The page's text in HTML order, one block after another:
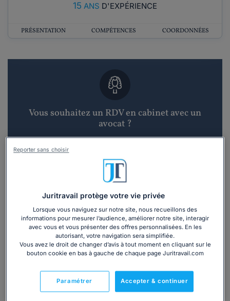
15 ANS D'EXPÉRIENCE
PRÉSENTATION COMPÉTENCES COORDONNÉES
Vous souhaitez un RDV en cabinet avec un
avocat ?
Recevoir des devis d'avocats
Vous souhaitez une consultation par
téléphone ?
Consulter immédiatement
Juritravail protège votre vie privée
Lorsque vous naviguez sur notre site, nous recueillons des
informations pour mesurer l’audience, améliorer notre site, interagir
avec vous et vous présenter des offres personnalisées. En les
autorisant, votre navigation sera simplifiée.
Vous avez le droit de changer d’avis à tout moment en cliquant sur le
bouton cookie en bas à gauche de chaque page Juritravail.com
Accepter & continuer
Paramétrer
Reporter sans choisir